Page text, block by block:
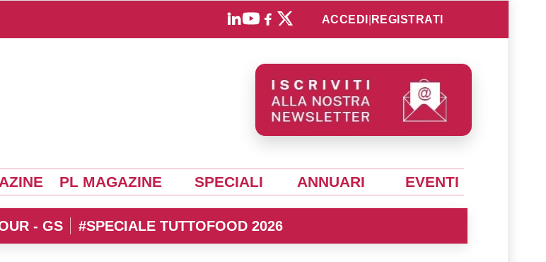
ACCEDI REGISTRATI
PL MAGAZINE SPECIALI ANNUARI EVENTI
- GS #SPECIALE TUTTOFOOD 2026